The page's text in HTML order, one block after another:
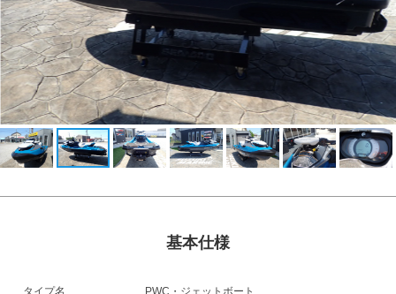
基本仕様
タイプ名 PWC・ジェットボート